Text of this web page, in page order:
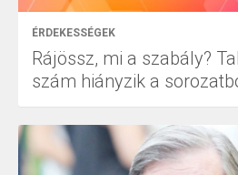
ÉRDEKESSÉGEK
Rájössz, mi a szabály?
szám hiányzik a